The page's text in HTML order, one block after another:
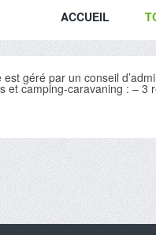
ACCUEIL
est géré par un conseil
et camping-caravaning : –